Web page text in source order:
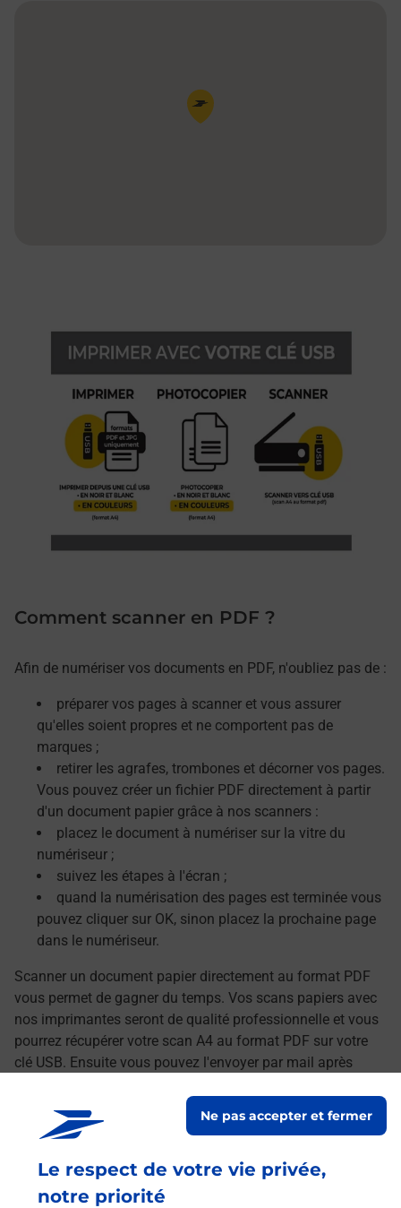
Le respect de votre vie privée,
notre priorité
Ne pas accepter et fermer
Pin de la carte
Comment scanner en PDF ?
Afin de numériser vos documents en PDF, n'oubliez pas de :
préparer vos pages à scanner et vous assurer
qu'elles soient propres et ne comportent pas de
marques ;
retirer les agrafes, trombones et décorner vos pages.
Vous pouvez créer un fichier PDF directement à partir
d'un document papier grâce à nos scanners :
placez le document à numériser sur la vitre du
numériseur ;
suivez les étapes à l'écran ;
quand la numérisation des pages est terminée vous
pouvez cliquer sur OK, sinon placez la prochaine page
dans le numériseur.
Scanner un document papier directement au format PDF
vous permet de gagner du temps. Vos scans papiers avec
nos imprimantes seront de qualité professionnelle et vous
pourrez récupérer votre scan A4 au format PDF sur votre
clé USB. Ensuite vous pouvez l'envoyer par mail après
Le lien s'ouvre dans un nouvel onglet